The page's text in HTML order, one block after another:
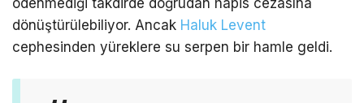
dönüştürülebiliyor. Ancak Haluk Levent
cephesinden yüreklere su serpen bir hamle geldi.